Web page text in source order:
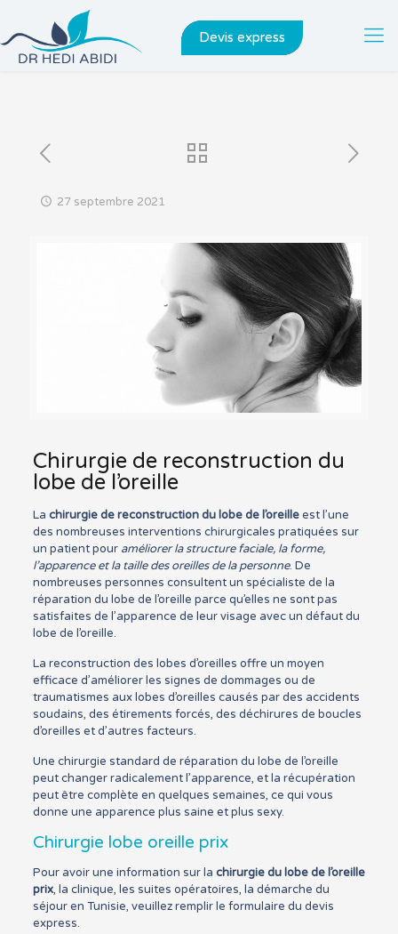
Devis express
27 septembre 2021
Chirurgie de reconstruction du
lobe de l’oreille
La chirurgie de reconstruction du lobe de l’oreilleest l’une
des nombreuses interventions chirurgicales pratiquées sur
un patient pour améliorer la structure faciale, la forme,
l’apparence et la taille des oreilles de la personne. De
nombreuses personnes consultent un spécialiste de la
réparation du lobe de l’oreille parce qu’elles ne sont pas
satisfaites de l’apparence de leur visage avec un défaut du
lobe de l’oreille.
La reconstruction des lobes d’oreilles offre un moyen
efficace d’améliorer les signes de dommages ou de
traumatismes aux lobes d’oreilles causés par des accidents
soudains, des étirements forcés, des déchirures de boucles
d’oreilles et d’autres facteurs.
Une chirurgie standard de réparation du lobe de l’oreille
peut changer radicalement l’apparence, et la récupération
peut être complète en quelques semaines, ce qui vous
donne une apparence plus saine et plus sexy.
Chirurgie lobe oreille prix
Pour avoir une information sur la chirurgie du lobe de l’oreille
prix, la clinique, les suites opératoires, la démarche du
séjour en Tunisie, veuillez remplir le formulaire du devis
express.